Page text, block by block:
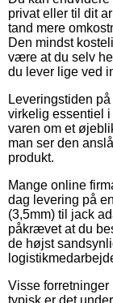
privat eller til dit
tand mere
Den mindst
være at du selv
du lever lige ved
Leveringstiden
virkelig essentiel
varen om et
man ser den
produkt.
Mange online
dag levering på
(3,5mm) til jack
påkrævet at du
de højst
Visse forretninger
typisk er det